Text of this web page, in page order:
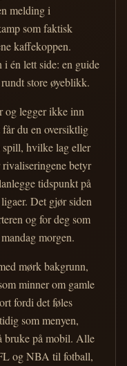
melding i
som faktisk
kaffekoppen.
i én lett side: en guide
store øyeblikk.
og legger ikke inn
du en oversiktlig
spill, hvilke lag eller
rivaliseringene betyr
tidspunkt på
Det gjør siden
og for deg som
morgen.
mørk bakgrunn,
minner om gamle
fordi det føles
som menyen,
bruke på mobil. Alle
og NBA til fotball,